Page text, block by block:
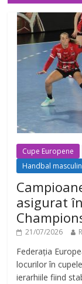
Cupe Europene
Handbal masculin
asigurat
21/07/2026
Federația
locurilor în
ierarhiile fiind